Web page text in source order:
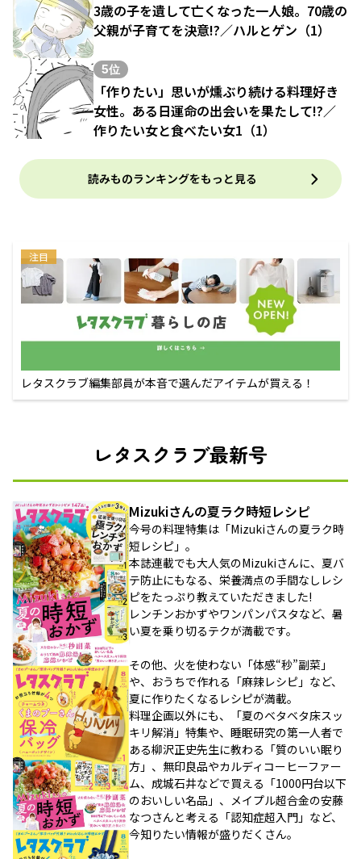
3歳の子を遺して亡くなった一人娘。70歳の
父親が子育てを決意!?／ハルとゲン（1）
5位
「作りたい」思いが燻ぶり続ける料理好き
女性。ある日運命の出会いを果たして!?／
作りたい女と食べたい女1（1）
読みものランキングをもっと見る
注目
レタスクラブ編集部員が本音で選んだアイテムが買える！
レタスクラブ最新号
Mizukiさんの夏ラク時短レシピ
今号の料理特集は「Mizukiさんの夏ラク時
短レシピ」。
本誌連載でも大人気のMizukiさんに、夏バ
テ防止にもなる、栄養満点の手間なしレシ
ピをたっぷり教えていただきました!
レンチンおかずやワンパンパスタなど、暑
い夏を乗り切るテクが満載です。
その他、火を使わない「体感“秒”副菜」
や、おうちで作れる「麻辣レシピ」など、
夏に作りたくなるレシピが満載。
料理企画以外にも、「夏のベタベタ床スッ
キリ解消」特集や、睡眠研究の第一人者で
ある柳沢正史先生に教わる「質のいい眠り
方」、無印良品やカルディコーヒーファー
ム、成城石井などで買える「1000円台以下
のおいしい名品」、メイプル超合金の安藤
なつさんと考える「認知症超入門」など、
今知りたい情報が盛りだくさん。